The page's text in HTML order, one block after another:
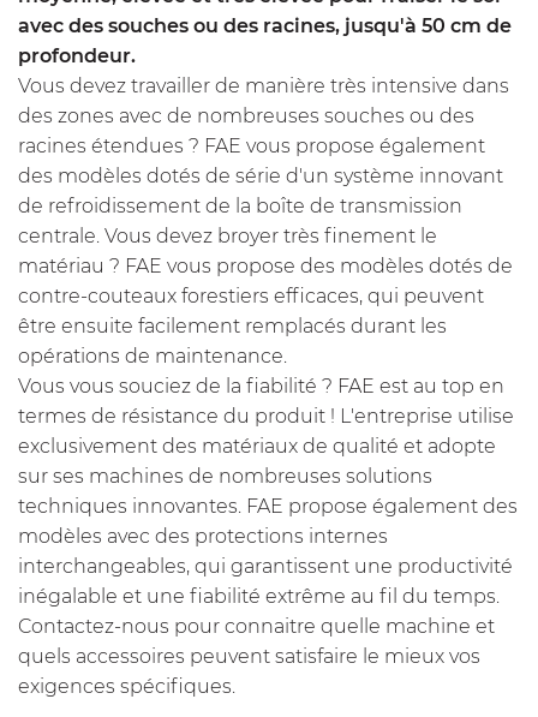
avec des souches ou des racines, jusqu'à 50 cm de
profondeur.
Vous devez travailler de manière très intensive dans
des zones avec de nombreuses souches ou des
racines étendues ? FAE vous propose également
des modèles dotés de série d'un système innovant
de refroidissement de la boîte de transmission
centrale. Vous devez broyer très finement le
matériau ? FAE vous propose des modèles dotés de
contre-couteaux forestiers efficaces, qui peuvent
être ensuite facilement remplacés durant les
opérations de maintenance.
Vous vous souciez de la fiabilité ? FAE est au top en
termes de résistance du produit ! L'entreprise utilise
exclusivement des matériaux de qualité et adopte
sur ses machines de nombreuses solutions
techniques innovantes. FAE propose également des
modèles avec des protections internes
interchangeables, qui garantissent une productivité
inégalable et une fiabilité extrême au fil du temps.
Contactez-nous pour connaitre quelle machine et
quels accessoires peuvent satisfaire le mieux vos
exigences spécifiques.